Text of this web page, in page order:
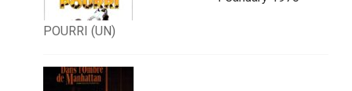
POURRI (UN)